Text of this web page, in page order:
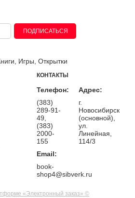
ПОДПИСАТЬСЯ
Игры, Открытки
КОНТАКТЫ
Телефон:
(383)
289-91-
49,
(383)
2000-
155
Email:
book-
shop4@sibverk.ru
Адрес:
г.
Новосибирск
(основной),
ул.
Линейная,
114/3
«Электронный заказ» ©